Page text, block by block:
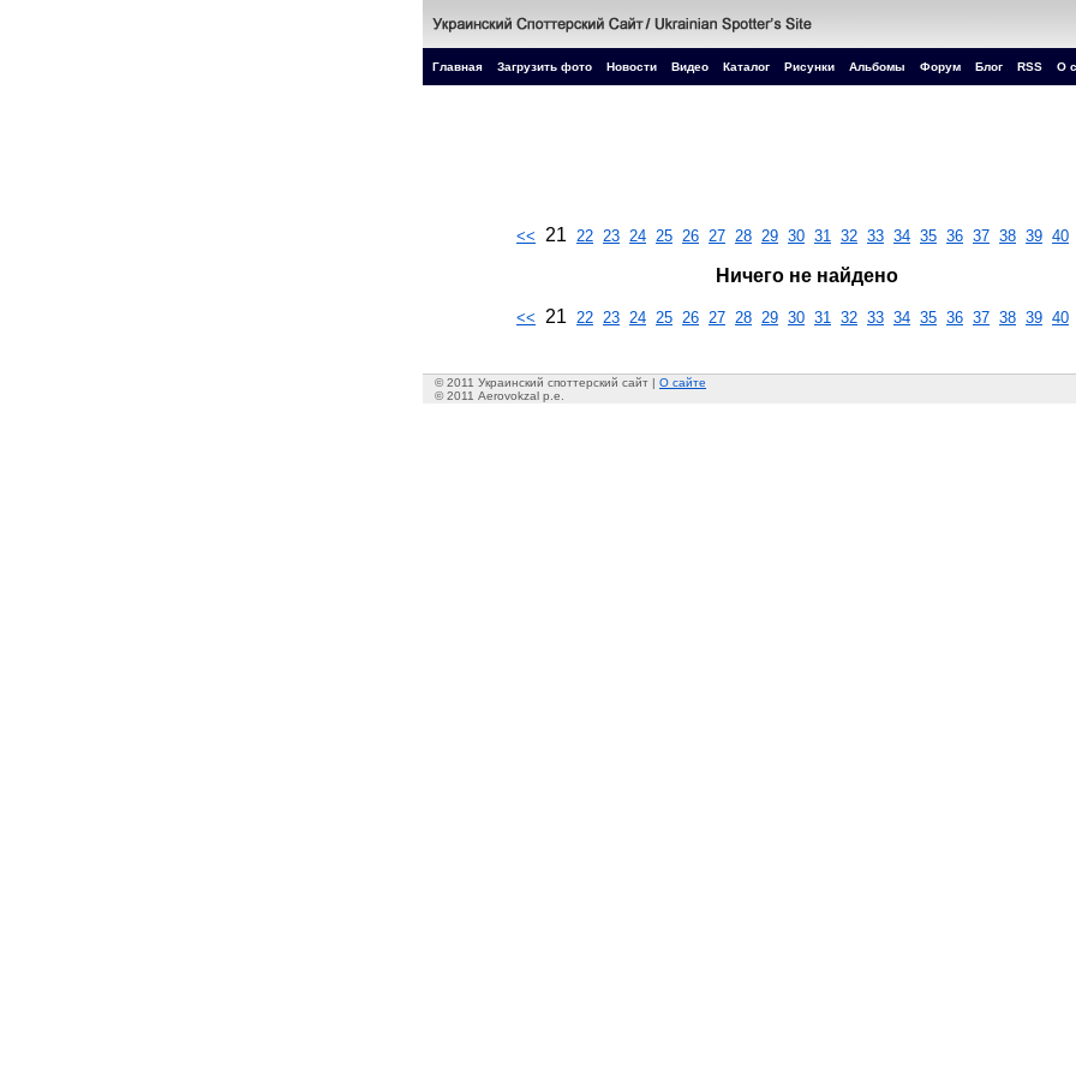
Главная Загрузить фото Новости Видео Каталог Рисунки Альбомы Форум Блог RSS О
<< 21 22 23 24 25 26 27 28 29 30 31 32 33 34 35 36 37 38 39 40
Ничего не найдено
<< 21 22 23 24 25 26 27 28 29 30 31 32 33 34 35 36 37 38 39 40
© 2011 Украинский споттерский сайт | О сайте
© 2011 Aerovokzal p.e.